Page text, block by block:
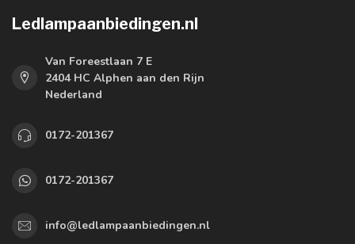
Ledlampaanbiedingen.nl
Van Foreestlaan 7 E
2404 HC Alphen aan den Rijn
Nederland
0172-201367
0172-201367
info@ledlampaanbiedingen.nl